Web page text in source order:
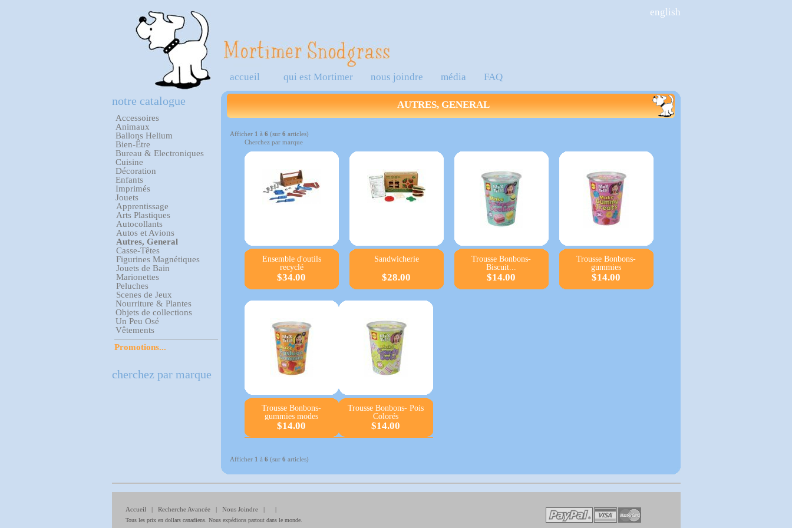
english
accueil qui est Mortimer nous joindre média FAQ
notre catalogue
Accessoires
Animaux
Ballons Helium
Bien-Être
Bureau & Electroniques
Cuisine
Décoration
Enfants
Imprimés
Jouets
Apprentissage
Arts Plastiques
Autocollants
Autos et Avions
Autres, General
Casse-Têtes
Figurines Magnétiques
Jouets de Bain
Marionettes
Peluches
Scenes de Jeux
Nourriture & Plantes
Objets de collections
Un Peu Osé
Vêtements
Promotions...
cherchez par marque
AUTRES, GENERAL
Afficher 1 à 6 (sur 6 articles)
Cherchez par marque
Ensemble d'outils
recyclé
$34.00
Sandwicherie
$28.00
Trousse Bonbons-
Biscuit...
$14.00
Trousse Bonbons-
gummies
$14.00
Trousse Bonbons-
gummies modes
$14.00
Trousse Bonbons- Pois
Colorés
$14.00
Afficher 1 à 6 (sur 6 articles)
Accueil | Recherche Avancée| Nous Joindre| |
Tous les prix en dollars canadiens. Nous expédions partout dans le monde.